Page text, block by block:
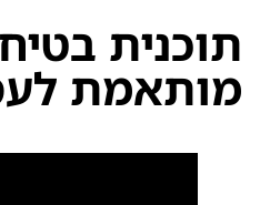
תוכנית
מותאמת